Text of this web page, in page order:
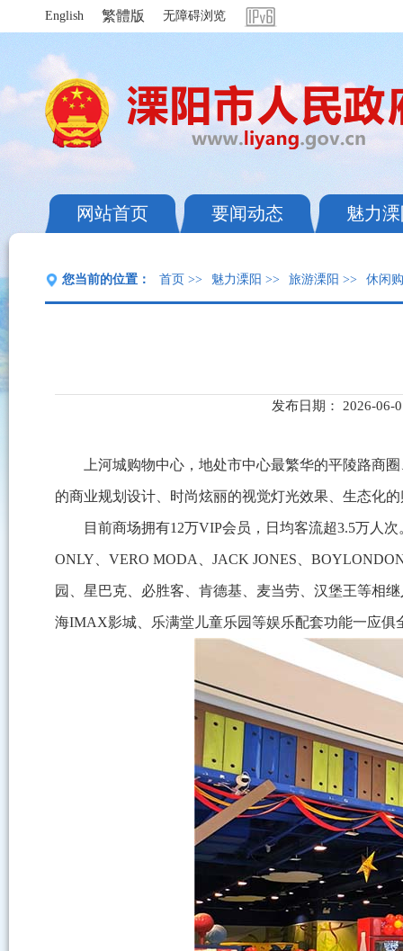
English 繁體版 无障碍浏览
网站首页 要闻动态 魅力
您当前的位置： 首页 >> 魅力溧阳 >> 旅游溧阳 >> 休闲
发布日期： 2026-06-
上河城购物中心，地处市中心最繁华的平陵路商
的商业规划设计、时尚炫丽的视觉灯光效果、生态化
目前商场拥有12万VIP会员，日均客流超3.5万人
ONLY、VERO MODA、JACK JONES、
园、星巴克、必胜客、肯德基、麦当劳、汉堡王等相
海IMAX影城、乐满堂儿童乐园等娱乐配套功能一应